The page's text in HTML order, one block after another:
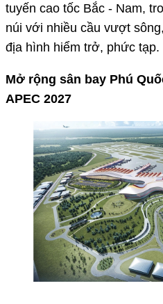
tuyến cao tốc Bắc - Nam,
núi với nhiều cầu vượt
địa hình hiểm trở, phức tạp.
Mở rộng sân bay Phú
APEC 2027